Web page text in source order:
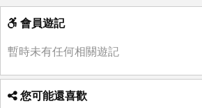
會員遊記
暫時未有任何相關遊記
您可能還喜歡